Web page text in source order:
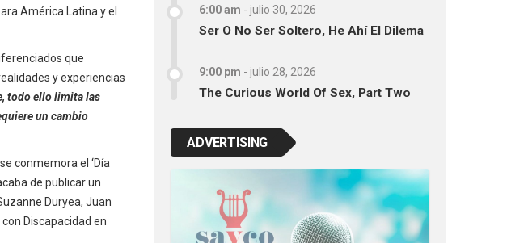
América Latina y el
que
y experiencias
todo ello limita las
un cambio
conmemora el ‘Día
de publicar un
Duryea, Juan
Discapacidad en
6:00 am - julio 30, 2026
Ser O No Ser Soltero, He Ahí El Dilema
9:00 pm - julio 28, 2026
The Curious World Of Sex, Part Two
ADVERTISING